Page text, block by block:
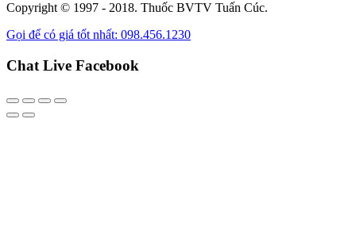
Copyright © 1997 - 2018. Thuốc BVTV Tuấn Cúc.
Gọi để có giá tốt nhất: 098.456.1230
Chat Live Facebook